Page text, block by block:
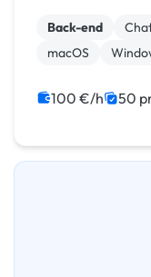
Back-end
macOS
100 €/h 50